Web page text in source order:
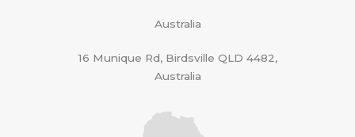
Australia
16 Munique Rd, Birdsville QLD 4482,
Australia